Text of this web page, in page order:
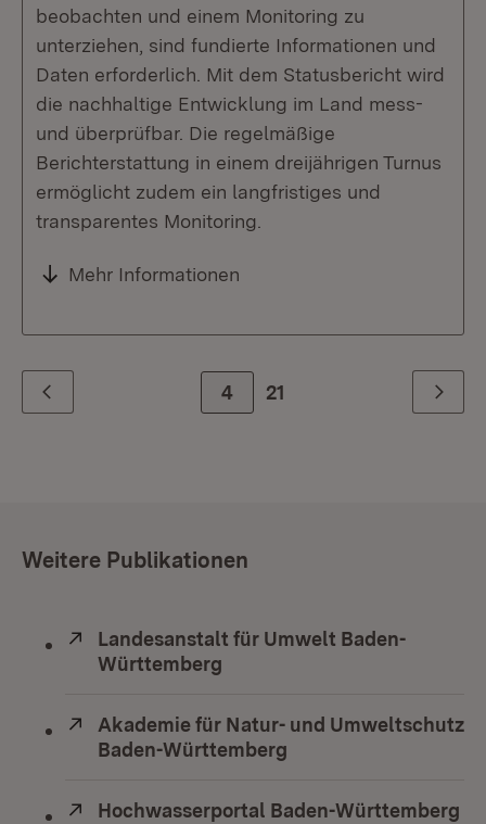
beobachten und einem Monitoring zu
unterziehen, sind fundierte Informationen und
Daten erforderlich. Mit dem Statusbericht wird
die nachhaltige Entwicklung im Land mess-
und überprüfbar. Die regelmäßige
Berichterstattung in einem dreijährigen Turnus
ermöglicht zudem ein langfristiges und
transparentes Monitoring.
Mehr Informationen
Zurück Zur Seite
4 21 Weiter
Weitere Publikationen
Extern:
Landesanstalt für Umwelt Baden-
Württemberg
Extern:
Akademie für Natur- und Umweltschutz
Baden-Württemberg
Extern:
Hochwasserportal Baden-Württemberg